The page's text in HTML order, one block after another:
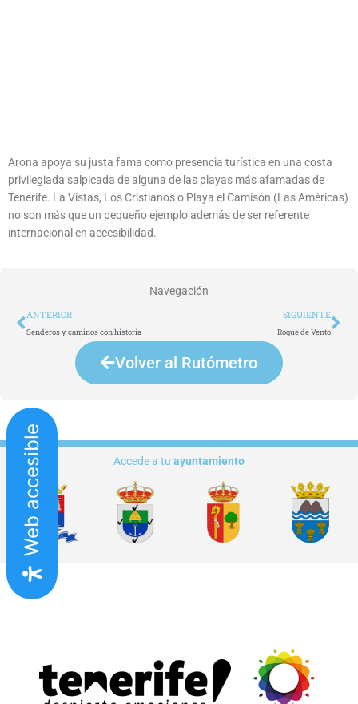
Arona apoya su justa fama como presencia turística en una costa
privilegiada salpicada de alguna de las playas más afamadas de
Tenerife. La Vistas, Los Cristianos o Playa el Camisón (Las Américas)
no son más que un pequeño ejemplo además de ser referente
internacional en accesibilidad.
Navegación
Ant
ANTERIOR
Senderos y caminos con historia
SIGUIENTE
Roque de Vento
Volver al Rutómetro
Accede a tu ayuntamiento
Web accesible